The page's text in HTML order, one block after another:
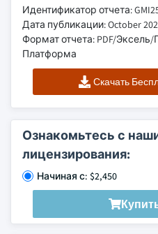
Идентификатор отчета:
Дата публикации: October
Формат отчета: PDF/
Платформа
Скачать
Ознакомьтесь с
лицензирования:
Начиная с: $2,450